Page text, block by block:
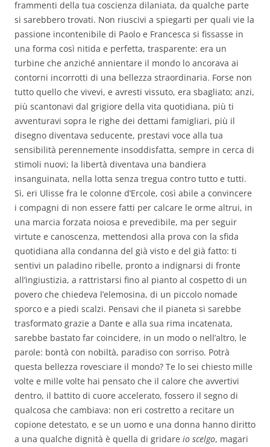
frammenti della tua coscienza dilaniata, da qualche parte
si sarebbero trovati. Non riuscivi a spiegarti per quali vie la
passione incontenibile di Paolo e Francesca si fissasse in
una forma così nitida e perfetta, trasparente: era un
turbine che anziché annientare il mondo lo ancorava ai
contorni incorrotti di una bellezza straordinaria. Forse non
tutto quello che vivevi, e avresti vissuto, era sbagliato; anzi,
più scantonavi dal grigiore della vita quotidiana, più ti
avventuravi sopra le righe dei dettami famigliari, più il
disegno diventava seducente, prestavi voce alla tua
sensibilità perennemente insoddisfatta, sempre in cerca di
stimoli nuovi; la libertà diventava una bandiera
insanguinata, nella lotta senza tregua contro tutto e tutti.
Sì, eri Ulisse fra le colonne d’Ercole, così abile a convincere
i compagni di non essere fatti per calcare le orme altrui, in
una marcia forzata noiosa e prevedibile, ma per seguir
virtute e canoscenza, mettendosi alla prova con la sfida
quotidiana alla condanna del già visto e del già fatto: ti
sentivi un paladino ribelle, pronto a indignarsi di fronte
all’ingiustizia, a rattristarsi fino al pianto al cospetto di un
povero che chiedeva l’elemosina, di un piccolo nomade
sporco e a piedi scalzi. Pensavi che il pianeta si sarebbe
trasformato grazie a Dante e alla sua rima incatenata,
sarebbe bastato far coincidere, in un modo o nell’altro, le
parole: bontà con nobiltà, paradiso con sorriso. Potrà
questa bellezza rovesciare il mondo? Te lo sei chiesto mille
volte e mille volte hai pensato che il calore che avvertivi
dentro, il battito di cuore accelerato, fossero il segno di
qualcosa che cambiava: non eri costretto a recitare un
copione detestato, e se un uomo e una donna hanno diritto
a una qualche dignità è quella di gridare io scelgo, magari